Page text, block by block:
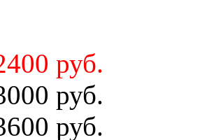
руб.
руб.
руб.